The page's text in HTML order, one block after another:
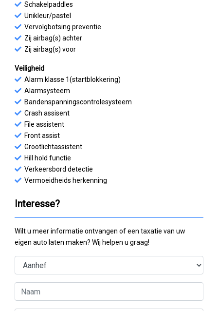
Schakelpaddles
Unikleur/pastel
Vervolgbotsing preventie
Zij airbag(s) achter
Zij airbag(s) voor
Veiligheid
Alarm klasse 1(startblokkering)
Alarmsysteem
Bandenspanningscontrolesysteem
Crash assisent
File assistent
Front assist
Grootlichtassistent
Hill hold functie
Verkeersbord detectie
Vermoeidheids herkenning
Interesse?
Wilt u meer informatie ontvangen of een taxatie van uw
eigen auto laten maken? Wij helpen u graag!